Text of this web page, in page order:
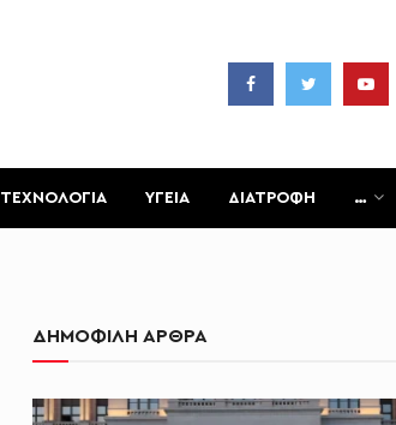
ΤΕΧΝΟΛΟΓΙΑ ΥΓΕΙΑ ΔΙΑΤΡΟΦΗ …
ΔΗΜΟΦΙΛΗ ΑΡΘΡΑ